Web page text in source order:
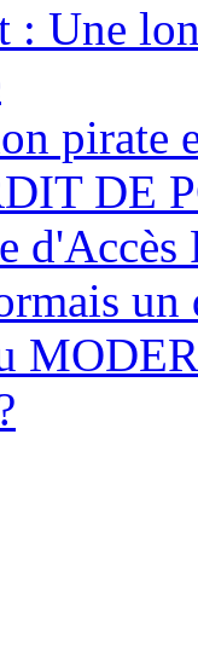
: Une
pirate
DE
un